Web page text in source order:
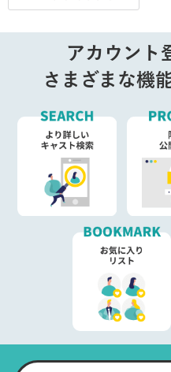
アカウント
さまざまな機